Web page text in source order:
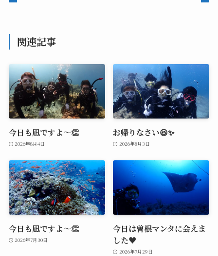
関連記事
今日も凪ですよ～👏
2026年8月4日
お帰りなさい😆✨
2026年8月3日
今日も凪ですよ～👏
2026年7月30日
今日は曽根マンタに会えま
した♥️
2026年7月29日